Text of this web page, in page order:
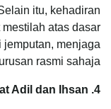
itu, kehadiran
atas dasar
menjaga
rasmi sahaja.
4. Bersifat Adil dan Ihsan